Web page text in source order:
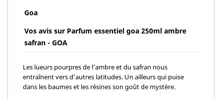
Goa
Vos avis sur Parfum essentiel goa 250ml ambre
safran - GOA
Les lueurs pourpres de l’ambre et du safran nous
entraînent vers d’autres latitudes. Un ailleurs qui puise
dans les baumes et les résines son goût de mystère.